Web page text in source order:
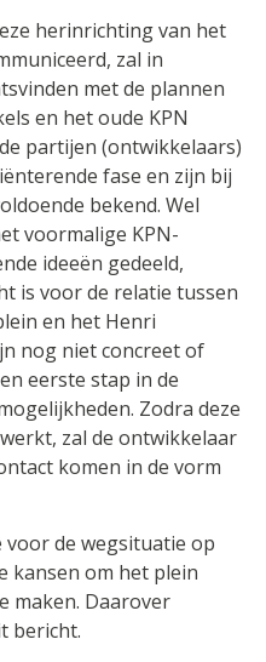
herinrichting van het
zal in
met de plannen
en het oude KPN
partijen (ontwikkelaars)
fase en zijn bij
bekend. Wel
voormalige KPN-
ideeën gedeeld,
is voor de relatie tussen
en het Henri
nog niet concreet of
eerste stap in de
Zodra deze
zal de ontwikkelaar
komen in de vorm
voor de wegsituatie op
kansen om het plein
maken. Daarover
bericht.